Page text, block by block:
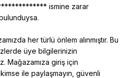
ismine zarar
her türlü önlem alınmıştır. Bu
üye bilgilerinizin
Mağazamıza giriş için
ile paylaşmayın, güvenli